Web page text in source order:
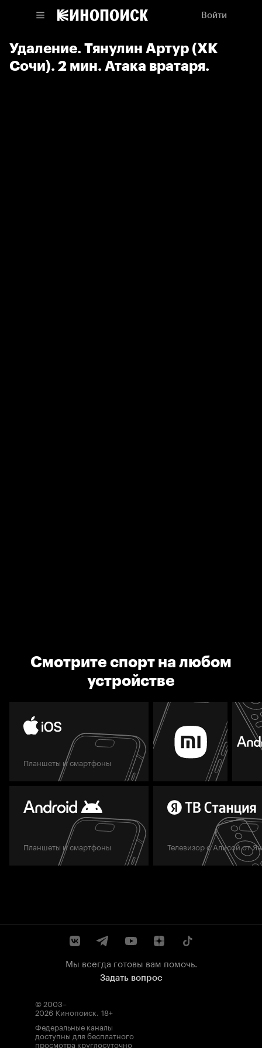
Войти
Удаление. Тянулин Артур (ХК
Сочи). 2 мин. Атака вратаря.
Смотрите спорт на любом
устройстве
Планшеты и смартфоны
Планшеты и смартфоны Телевизор с Алисой от
Мы всегда готовы вам помочь.
Задать вопрос
© 2003–
2026 Кинопоиск. 18+
Федеральные каналы
доступны для бесплатного
просмотра круглосуточно